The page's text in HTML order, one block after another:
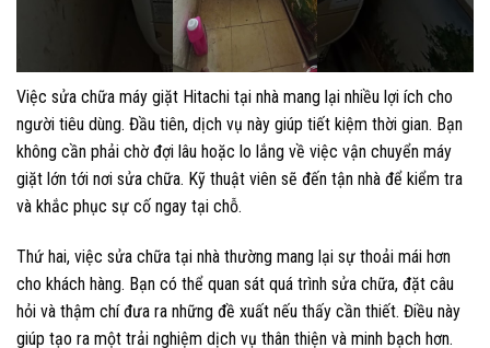
Việc sửa chữa máy giặt Hitachi tại nhà mang lại nhiều lợi ích cho
người tiêu dùng. Đầu tiên, dịch vụ này giúp tiết kiệm thời gian. Bạn
không cần phải chờ đợi lâu hoặc lo lắng về việc vận chuyển máy
giặt lớn tới nơi sửa chữa. Kỹ thuật viên sẽ đến tận nhà để kiểm tra
và khắc phục sự cố ngay tại chỗ.
Thứ hai, việc sửa chữa tại nhà thường mang lại sự thoải mái hơn
cho khách hàng. Bạn có thể quan sát quá trình sửa chữa, đặt câu
hỏi và thậm chí đưa ra những đề xuất nếu thấy cần thiết. Điều này
giúp tạo ra một trải nghiệm dịch vụ thân thiện và minh bạch hơn.